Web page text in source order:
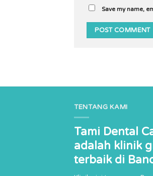
Save my name,
TENTANG KAMI
Tami Dental
adalah klinik
terbaik di